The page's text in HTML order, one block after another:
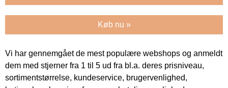
Køb nu »
Vi har gennemgået de mest populære webshops og anmeldt
dem med stjerner fra 1 til 5 ud fra bl.a. deres prisniveau,
sortimentstørrelse, kundeservice, brugervenlighed,